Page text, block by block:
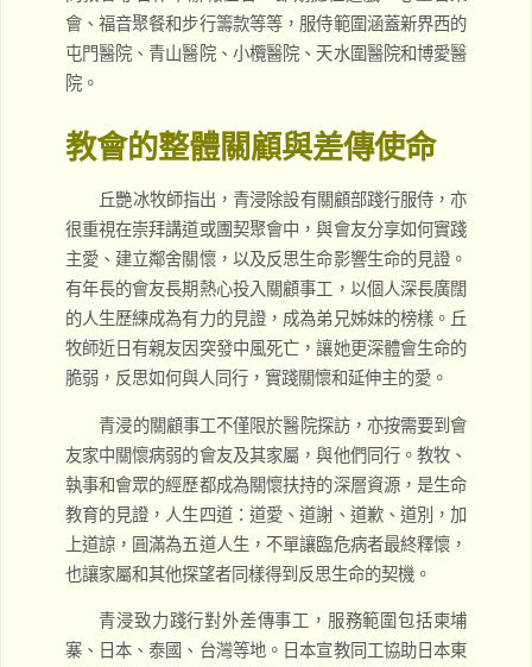
會、福音聚餐和步行籌款等等，服侍範圍涵蓋新界西的
屯門醫院、青山醫院、小欖醫院、天水圍醫院和博愛醫
院。
教會的整體關顧與差傳使命
丘艷冰牧師指出，青浸除設有關顧部踐行服侍，亦
很重視在崇拜講道或團契聚會中，與會友分享如何實踐
主愛、建立鄰舍關懷，以及反思生命影響生命的見證。
有年長的會友長期熱心投入關顧事工，以個人深長廣闊
的人生歷練成為有力的見證，成為弟兄姊妹的榜樣。丘
牧師近日有親友因突發中風死亡，讓她更深體會生命的
脆弱，反思如何與人同行，實踐關懷和延伸主的愛。
青浸的關顧事工不僅限於醫院探訪，亦按需要到會
友家中關懷病弱的會友及其家屬，與他們同行。教牧、
執事和會眾的經歷都成為關懷扶持的深層資源，是生命
教育的見證，人生四道：道愛、道謝、道歉、道別，加
上道諒，圓滿為五道人生，不單讓臨危病者最終釋懷，
也讓家屬和其他探望者同樣得到反思生命的契機。
青浸致力踐行對外差傳事工，服務範圍包括柬埔
寨、日本、泰國、台灣等地。日本宣教同工協助日本東